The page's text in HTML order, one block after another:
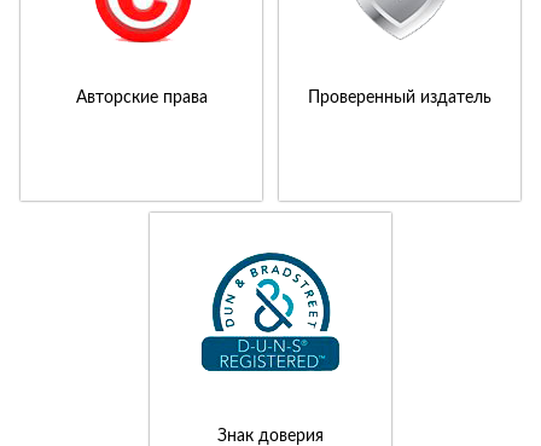
Авторские права Проверенный издатель
Знак доверия